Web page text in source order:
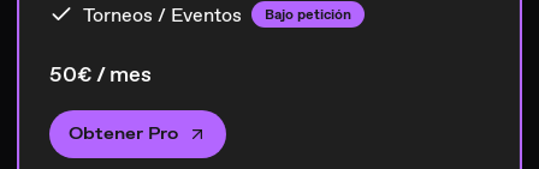
Torneos / Eventos
Bajo petición
50€ / mes
Obtener Pro